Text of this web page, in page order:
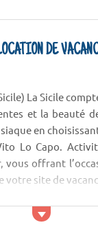
DE
La Sicile
et la beauté
en
Lo Capo.
vous offrant
site de